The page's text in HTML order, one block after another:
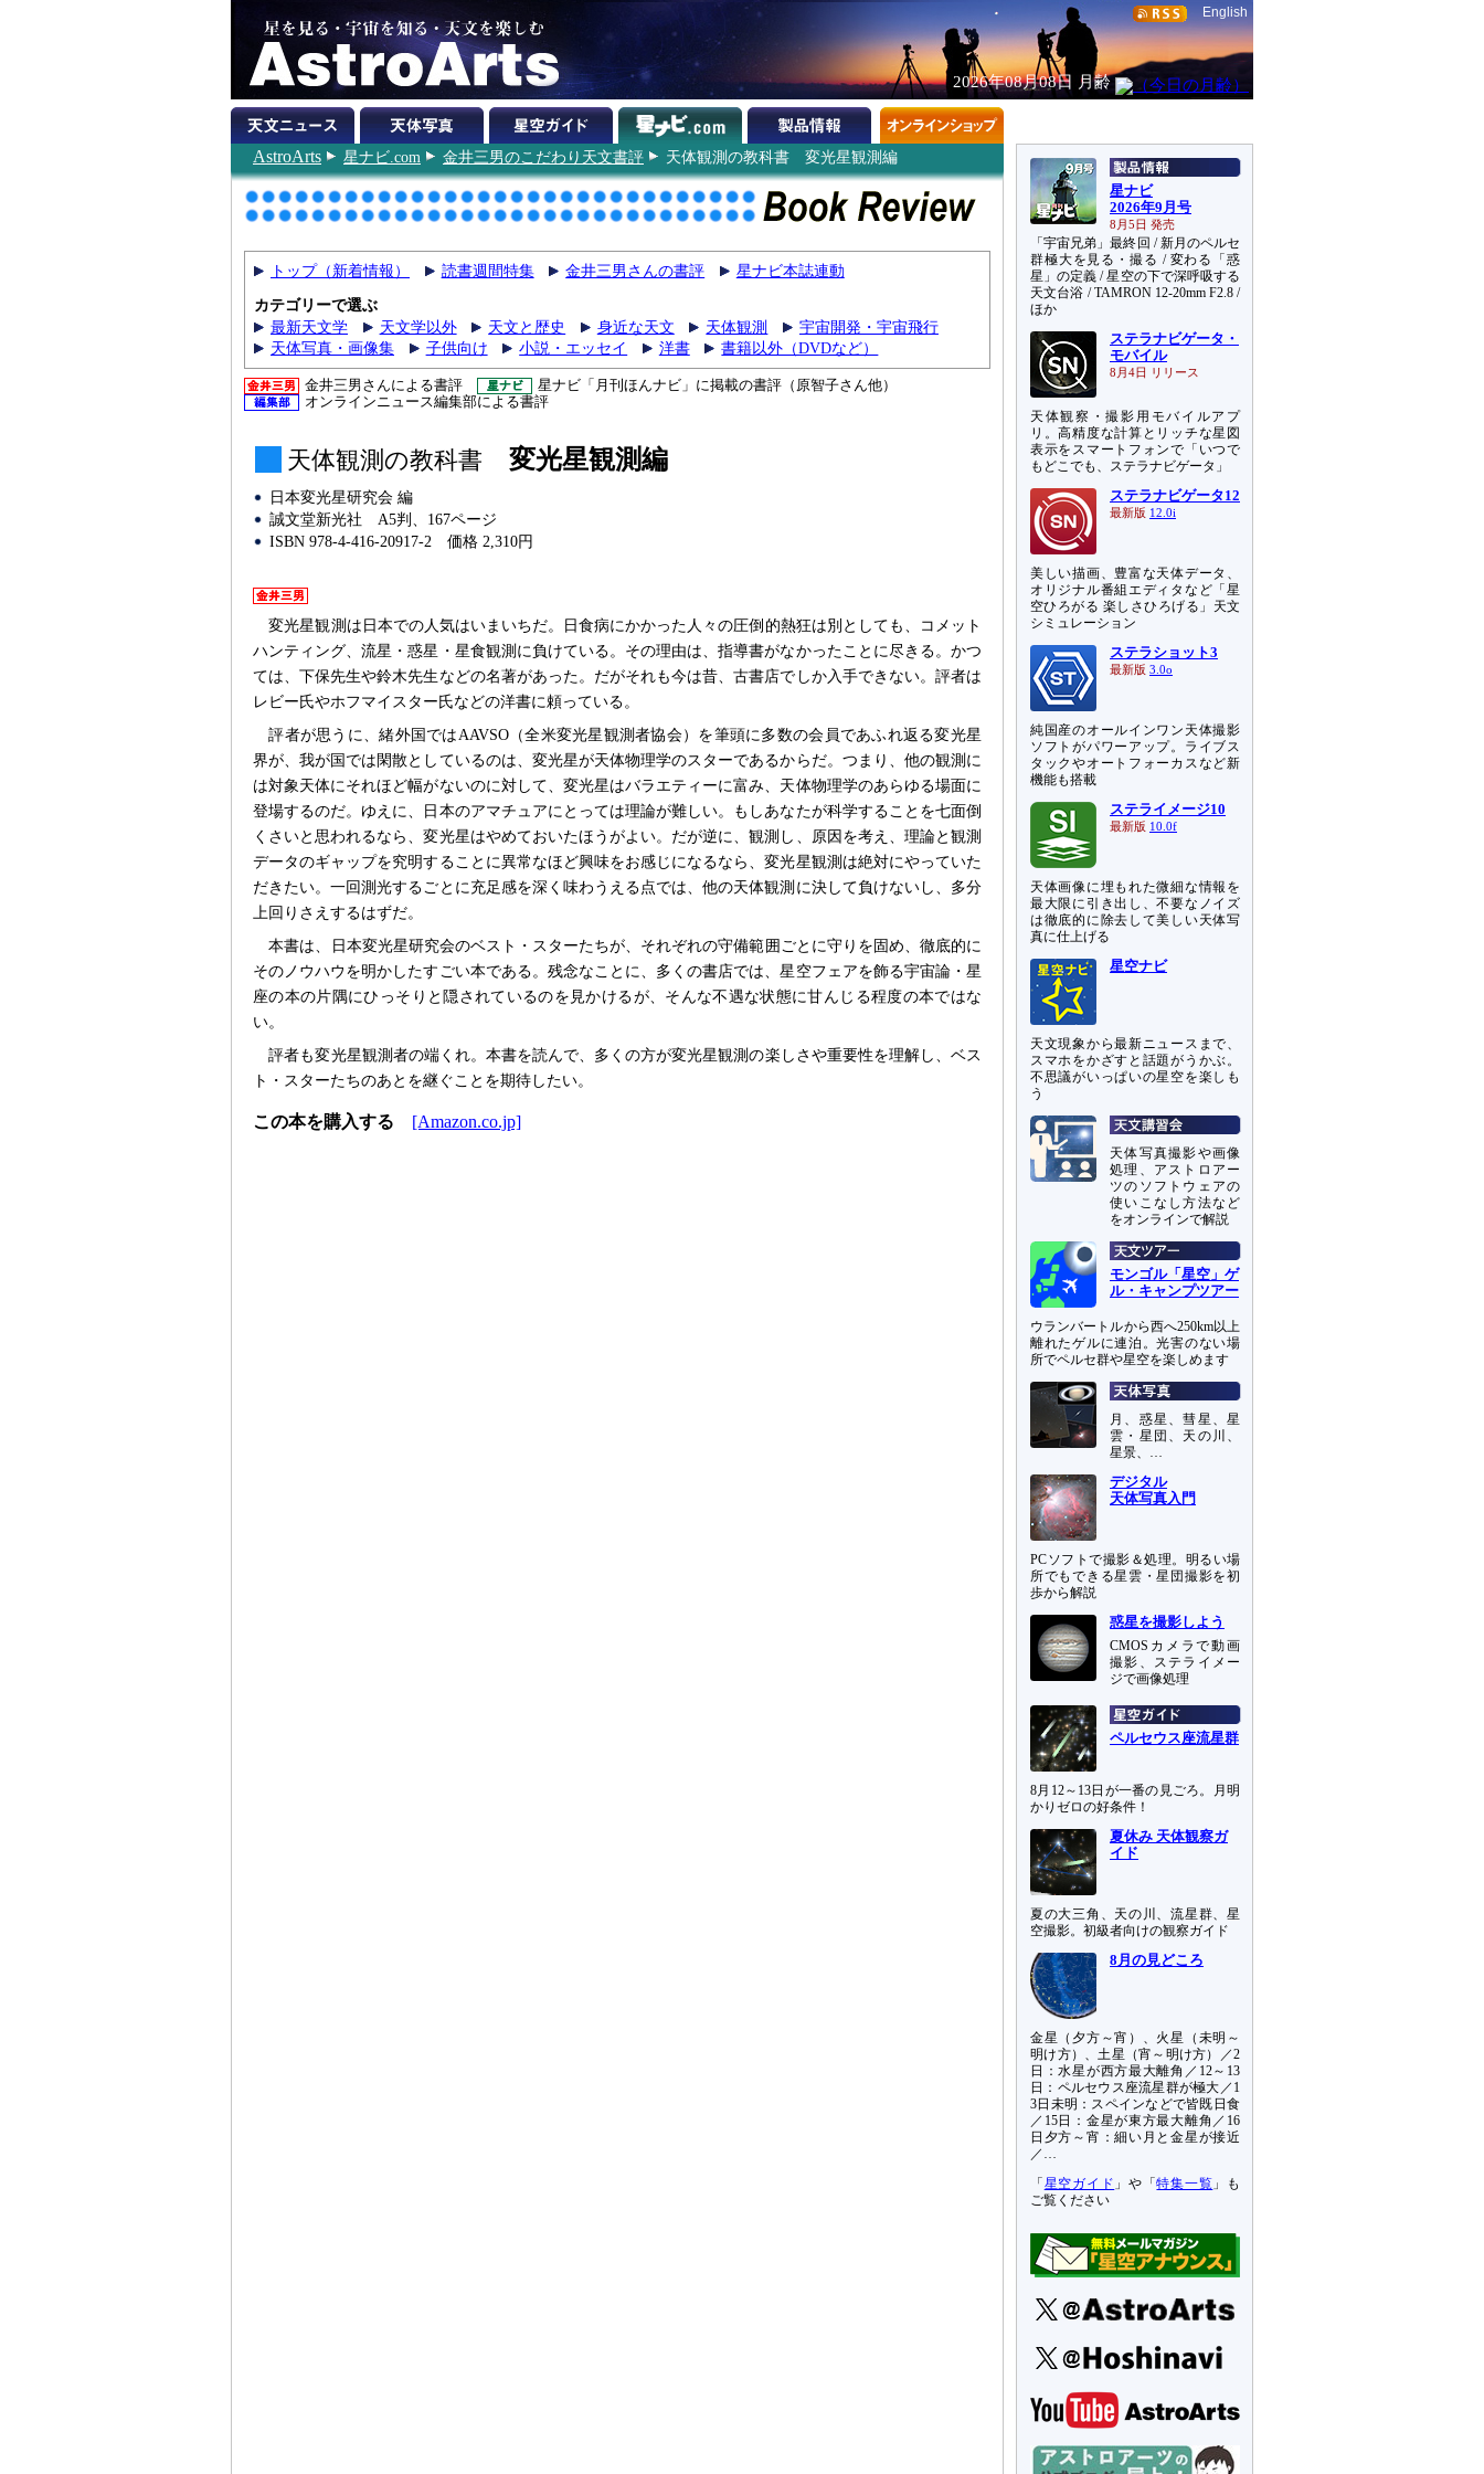
English
2026年08月08日 月齢
AstroArts 星ナビ.com 金井三男のこだわり天文書評 天体観測の教科書 変光星観測編
トップ（新着情報） 読書週間特集 金井三男さんの書評 星ナビ本誌連動
カテゴリーで選ぶ
最新天文学
天文学以外 天文と歴史 身近な天文 天体観測
宇宙開発・宇宙飛行
天体写真・画像集
子供向け 小説・エッセイ 洋書 書籍以外（DVDなど）
金井三男さんによる書評
星ナビ「月刊ほんナビ」に掲載の書評（原智子さん他）
オンラインニュース編集部による書評
天体観測の教科書 変光星観測編
日本変光星研究会 編
誠文堂新光社
A5判、167ページ
ISBN 978-4-416-20917-2
価格 2,310円
変光星観測は日本での人気はいまいちだ。日食病にかかった人々の圧倒的熱狂は別としても、コメット
ハンティング、流星・惑星・星食観測に負けている。その理由は、指導書がなかったことに尽きる。かつ
ては、下保先生や鈴木先生などの名著があった。だがそれも今は昔、古書店でしか入手できない。評者は
レビー氏やホフマイスター氏などの洋書に頼っている。
評者が思うに、緒外国ではAAVSO（全米変光星観測者協会）を筆頭に多数の会員であふれ返る変光星
界が、我が国では閑散としているのは、変光星が天体物理学のスターであるからだ。つまり、他の観測に
は対象天体にそれほど幅がないのに対して、変光星はバラエティーに富み、天体物理学のあらゆる場面に
登場するのだ。ゆえに、日本のアマチュアにとっては理論が難しい。もしあなたが科学することを七面倒
くさいと思われるなら、変光星はやめておいたほうがよい。だが逆に、観測し、原因を考え、理論と観測
データのギャップを究明することに異常なほど興味をお感じになるなら、変光星観測は絶対にやっていた
だきたい。一回測光するごとに充足感を深く味わうえる点では、他の天体観測に決して負けないし、多分
上回りさえするはずだ。
本書は、日本変光星研究会のベスト・スターたちが、それぞれの守備範囲ごとに守りを固め、徹底的に
そのノウハウを明かしたすごい本である。残念なことに、多くの書店では、星空フェアを飾る宇宙論・星
座の本の片隅にひっそりと隠されているのを見かけるが、そんな不遇な状態に甘んじる程度の本ではな
い。
評者も変光星観測者の端くれ。本書を読んで、多くの方が変光星観測の楽しさや重要性を理解し、ベス
ト・スターたちのあとを継ぐことを期待したい。
この本を購入する [Amazon.co.jp]
星ナビ
2026年9月号
8月5日 発売
「宇宙兄弟」最終回 / 新月のペルセ
群極大を見る・撮る / 変わる「惑
星」の定義 / 星空の下で深呼吸する
天文台浴 / TAMRON 12-20mm F2.8 /
ほか
ステラナビゲータ・
モバイル
8月4日 リリース
天体観察・撮影用モバイルアプ
リ。高精度な計算とリッチな星図
表示をスマートフォンで「いつで
もどこでも、ステラナビゲータ」
ステラナビゲータ12
最新版 12.0i
美しい描画、豊富な天体データ、
オリジナル番組エディタなど「星
空ひろがる 楽しさひろげる」天文
シミュレーション
ステラショット3
最新版 3.0o
純国産のオールインワン天体撮影
ソフトがパワーアップ。ライブス
タックやオートフォーカスなど新
機能も搭載
ステライメージ10
最新版 10.0f
天体画像に埋もれた微細な情報を
最大限に引き出し、不要なノイズ
は徹底的に除去して美しい天体写
真に仕上げる
星空ナビ
天文現象から最新ニュースまで、
スマホをかざすと話題がうかぶ。
不思議がいっぱいの星空を楽しも
う
天体写真撮影や画像
処理、アストロアー
ツのソフトウェアの
使いこなし方法など
をオンラインで解説
モンゴル「星空」ゲ
ル・キャンプツアー
ウランバートルから西へ250km以上
離れたゲルに連泊。光害のない場
所でペルセ群や星空を楽しめます
月、惑星、彗星、星
雲・星団、天の川、
星景、…
デジタル
天体写真入門
PCソフトで撮影＆処理。明るい場
所でもできる星雲・星団撮影を初
歩から解説
惑星を撮影しよう
CMOSカメラで動画
撮影、ステライメー
ジで画像処理
ペルセウス座流星群
8月12～13日が一番の見ごろ。月明
かりゼロの好条件！
夏休み 天体観察ガ
イド
夏の大三角、天の川、流星群、星
空撮影。初級者向けの観察ガイド
8月の見どころ
金星（夕方～宵）、火星（未明～
明け方）、土星（宵～明け方）／2
日：水星が西方最大離角／12～13
日：ペルセウス座流星群が極大／1
3日未明：スペインなどで皆既日食
／15日：金星が東方最大離角／16
日夕方～宵：細い月と金星が接近
／…
「 星空ガイド 」や「特集一覧 」も
ご覧ください